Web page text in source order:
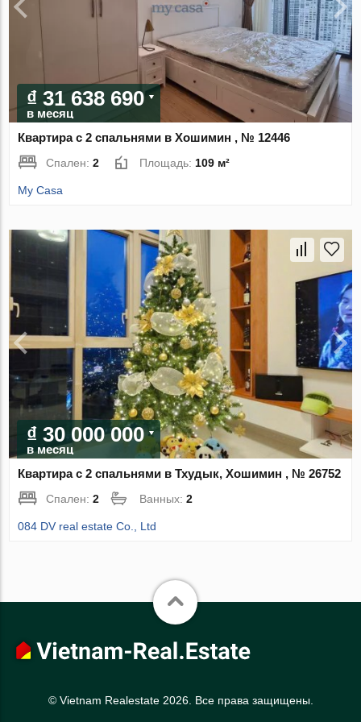
₫ 31 638 690
в месяц
Квартира с 2 спальнями в Хошимин , № 12446
Спален:2 Площадь: 109 м²
My Casa
₫ 30 000 000
в месяц
Квартира с 2 спальнями в Тхудык, Хошимин , № 26752
Спален:2 Ванных:2
084 DV real estate Co., Ltd
© Vietnam Realestate 2026. Все права защищены.